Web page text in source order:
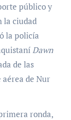
público y
la ciudad
la policía
Dawn
de las
aérea de Nur
ronda,